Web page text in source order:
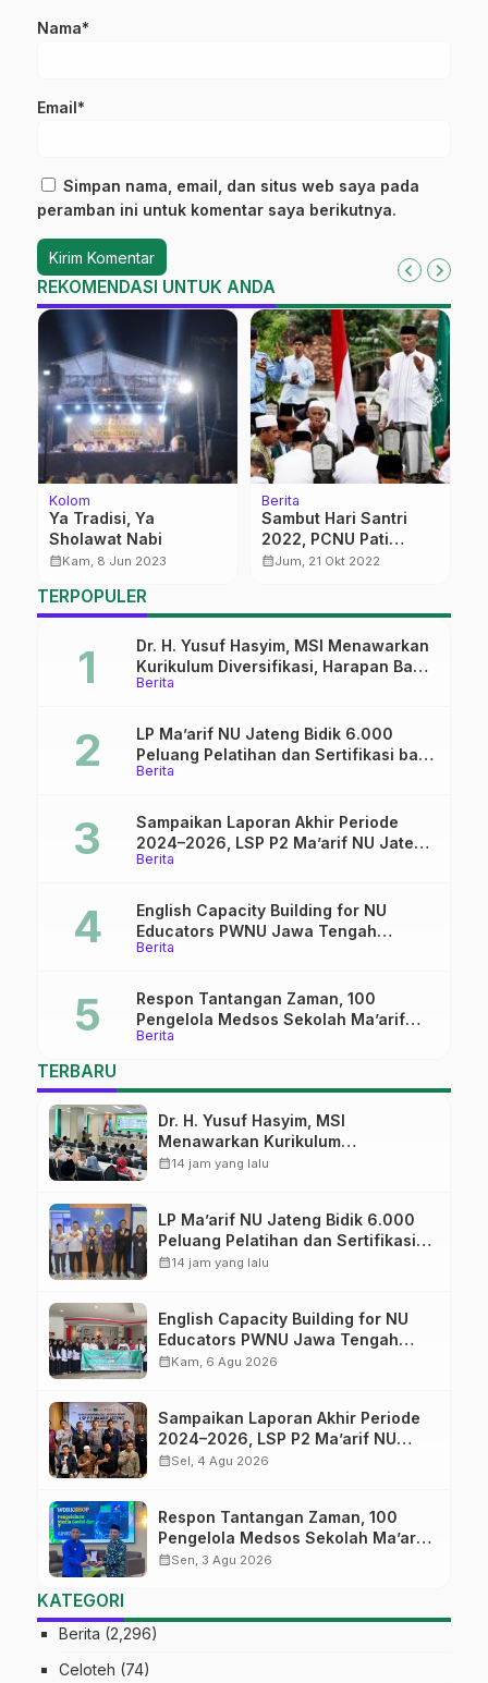
Nama*
Email*
Simpan nama, email, dan situs web saya pada
peramban ini untuk komentar saya berikutnya.
REKOMENDASI UNTUK ANDA
Kolom
Ya Tradisi, Ya
Sholawat Nabi
calendar_monthKam, 8 Jun 2023
Berita
Sambut Hari Santri
2022, PCNU Pati
Ziarah ke Makam Gus
calendar_monthJum, 21 Okt 2022
TERPOPULER
Berita
Dr. H. Yusuf Hasyim, MSI Menawarkan
Kurikulum Diversifikasi, Harapan Baru
dalam dunia pendidikan
Berita
LP Ma’arif NU Jateng Bidik 6.000
Peluang Pelatihan dan Sertifikasi bagi
Lulusan SMK
Berita
Sampaikan Laporan Akhir Periode
2024–2026, LSP P2 Ma’arif NU Jateng
Mantapkan Sinergi Link and Match
Berita
English Capacity Building for NU
Educators PWNU Jawa Tengah
Batch#4; Membuka Jalan Menuju
Berita
Respon Tantangan Zaman, 100
Pengelola Medsos Sekolah Ma’arif
Pekalongan Ikuti Pelatihan Literasi
TERBARU
Dr. H. Yusuf Hasyim, MSI
Menawarkan Kurikulum
Diversifikasi, Harapan Baru dalam
calendar_month14 jam yang lalu
LP Ma’arif NU Jateng Bidik 6.000
Peluang Pelatihan dan Sertifikasi
bagi Lulusan SMK
calendar_month14 jam yang lalu
English Capacity Building for NU
Educators PWNU Jawa Tengah
Batch#4; Membuka Jalan Menuju
calendar_monthKam, 6 Agu 2026
Sampaikan Laporan Akhir Periode
2024–2026, LSP P2 Ma’arif NU
Jateng Mantapkan Sinergi Link and
calendar_monthSel, 4 Agu 2026
Respon Tantangan Zaman, 100
Pengelola Medsos Sekolah Ma’arif
Pekalongan Ikuti Pelatihan Literasi
calendar_monthSen, 3 Agu 2026
KATEGORI
Berita (2,296)
Celoteh (74)